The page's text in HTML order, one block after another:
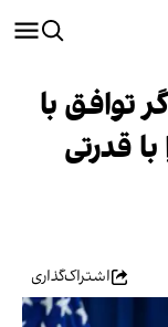
توافق با
قدرتی
اشتراک‌گذاری